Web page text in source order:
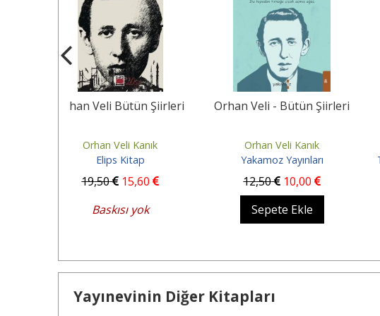
Orhan Veli - Bütün Şiirleri
Orhan Veli Kanık
Yakamoz Yayınları
12,50 10
Sepete Ekle
Seçme Şiirler
Orhan Veli Kanık
Türk Edebiyatı Vakfı Yayınları
11,39 9
Sepete Ekle
Yayınevinin Diğer Kitapları